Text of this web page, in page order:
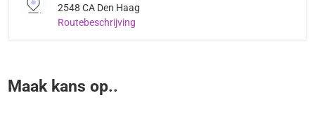
2548 CA Den Haag
Routebeschrijving
Maak kans op..